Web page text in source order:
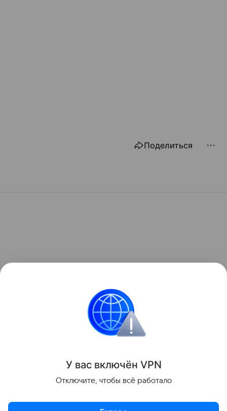
Поделиться
У вас включён VPN
Отключите, чтобы всё работало